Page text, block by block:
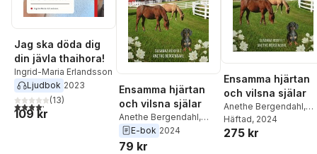
Jag ska döda dig
din jävla thaihora!
Ingrid-Maria Erlandsson
Ljudbok 2023
4,2utav 5 stjärnor. Totalt antal röster:
(13)
109 kr
Ensamma hjärtan
och vilsna själar
Anethe Bergendahl,
Susanna Roxfelt
E-bok 2024
79 kr
Ensamma hjärtan
och vilsna själar
Anethe Bergendahl,
Susanna Roxfelt
Häftad, 2024
275 kr